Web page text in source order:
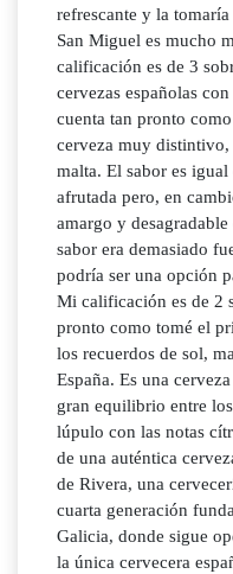
refrescante y la
San Miguel es mucho
calificación es de 3
cervezas españolas
cuenta tan pronto
cerveza muy distintivo,
malta. El sabor es
afrutada pero, en
amargo y
sabor era demasiado
podría ser una opción
Mi calificación es de 2
pronto como tomé el
los recuerdos de sol,
España. Es una
gran equilibrio entre
lúpulo con las notas
de una auténtica
de Rivera, una
cuarta generación
Galicia, donde sigue
la única cervecera